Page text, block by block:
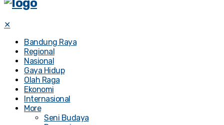
✕
Bandung Raya
Regional
Nasional
Gaya Hidup
Olah Raga
Ekonomi
Internasional
More
Seni Budaya